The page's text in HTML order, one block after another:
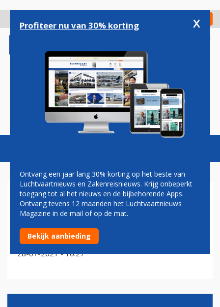
gaan
Check in
Magazine Podcasts Vacatures
VEILIGHEIDSRATING
Na downgrade: FAA gaat Mexicaanse
luchtvaartautoriteit handje helpen
28-07-2021 - 16:27
Profiteer nu van 30% korting x
Ontvang een jaar lang 30% korting op het beste van
Luchtvaartnieuws en Zakenreisnieuws. Krijg onbeperkt
toegang tot al het nieuws en de bijbehorende Apps.
Ontvang tevens 12 maanden het Luchtvaartnieuws
Magazine in de mail of op de mat.
Bekijk aanbieding